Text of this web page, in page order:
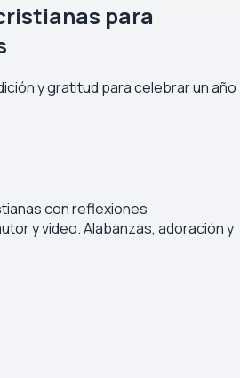
para
y gratitud para celebrar un año
con reflexiones
y video. Alabanzas, adoración y